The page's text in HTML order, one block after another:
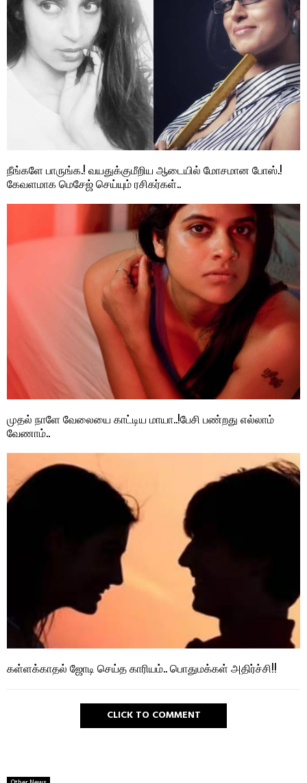
நீங்களே பாருங்க.! வயதுக்குமீறிய ஆடையில் மோசமான போஸ்.!
கேவளமாக மெசேஜ் செய்யும் ரசிகர்கள்..
முதல் நாளே வேலையை காட்டிய மாயா..!பேசி பண்றது எல்லாம்
வேணாம்..
கள்ளக்காதல் ஜோடி செய்த காரியம்.. பொதுமக்கள் அதிர்ச்சி!!
CLICK TO COMMENT